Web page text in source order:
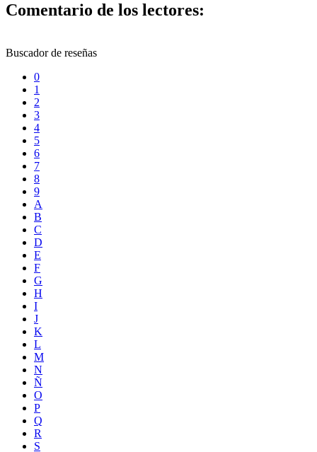
Comentario de los lectores:
Buscador de reseñas
0
1
2
3
4
5
6
7
8
9
A
B
C
D
E
F
G
H
I
J
K
L
M
N
Ñ
O
P
Q
R
S